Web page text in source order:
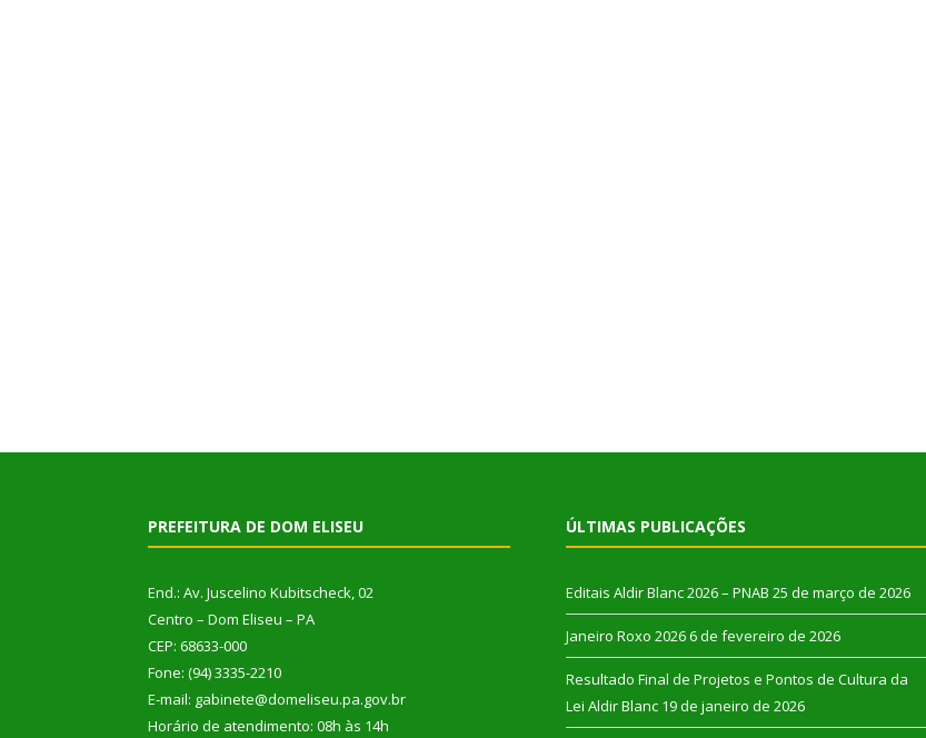
PREFEITURA DE DOM ELISEU
End.: Av. Juscelino Kubitscheck, 02
Centro – Dom Eliseu – PA
CEP: 68633-000
Fone: (94) 3335-2210
E-mail: gabinete@domeliseu.pa.gov.br
Horário de atendimento: 08h às 14h
ÚLTIMAS PUBLICAÇÕES
Editais Aldir Blanc 2026 – PNAB 25 de março de 2026
Janeiro Roxo 2026 6 de fevereiro de 2026
Resultado Final de Projetos e Pontos de Cultura da
Lei Aldir Blanc 19 de janeiro de 2026